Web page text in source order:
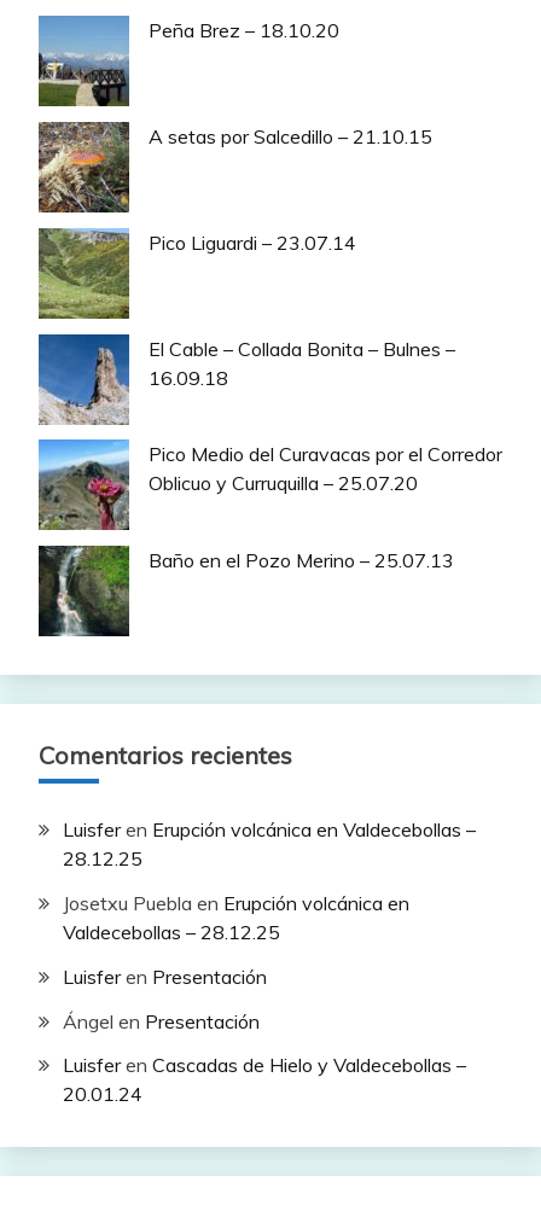
Peña Brez – 18.10.20
A setas por Salcedillo – 21.10.15
Pico Liguardi – 23.07.14
El Cable – Collada Bonita – Bulnes –
16.09.18
Pico Medio del Curavacas por el Corredor
Oblicuo y Curruquilla – 25.07.20
Baño en el Pozo Merino – 25.07.13
Comentarios recientes
Luisferen Erupción volcánica en Valdecebollas –
28.12.25
Josetxu Puebla en Erupción volcánica en
Valdecebollas – 28.12.25
Luisferen Presentación
Ángel en Presentación
Luisferen Cascadas de Hielo y Valdecebollas –
20.01.24